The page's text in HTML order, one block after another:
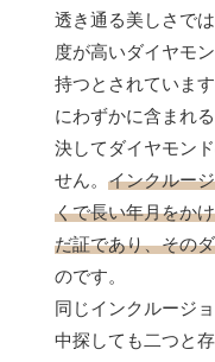
透き通る美しさで
度が高いダイヤモ
持つとされていま
にわずかに含まれ
決してダイヤモン
せん。 インクルー
くで長い年月をか
だ証であり、その
のです。
同じインクルージ
中探しても二つと